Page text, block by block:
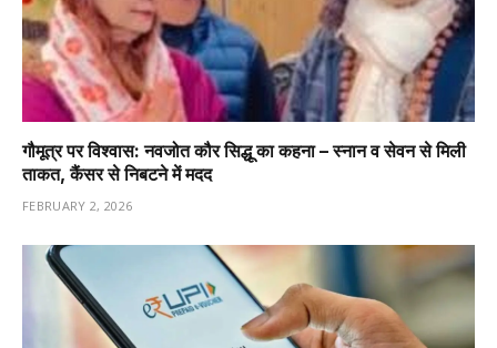
गौमूत्र पर विश्वास: नवजोत कौर सिद्धू का कहना – स्नान व सेवन से मिली
ताकत, कैंसर से निबटने में मदद
FEBRUARY 2, 2026